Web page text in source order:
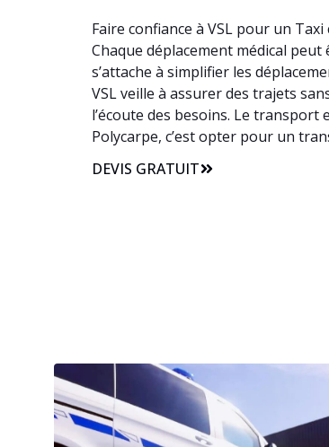
Faire confiance à VSL pour un
Chaque déplacement médical
s’attache à simplifier les
VSL veille à assurer des trajets
l’écoute des besoins. Le transport
Polycarpe, c’est opter pour un
DEVIS GRATUIT